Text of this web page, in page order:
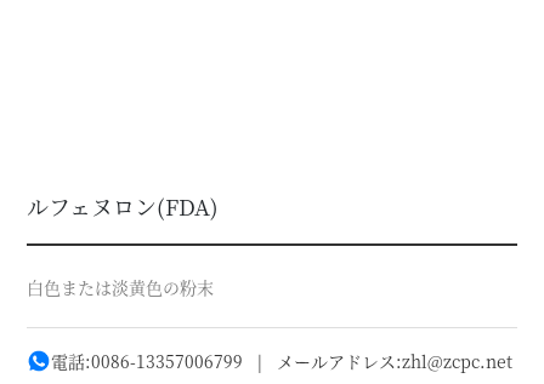
ルフェヌロン(FDA)
白色または淡黄色の粉末
電話:0086-13357006799 | メールアドレス:zhl@zcpc.net